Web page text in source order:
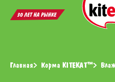
Главная Корма KITEKAT™